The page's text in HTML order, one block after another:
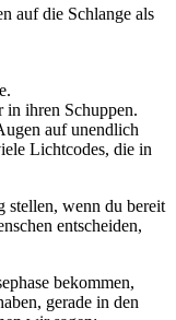
auf die Schlange als
in ihren Schuppen.
auf unendlich
Lichtcodes, die in
stellen, wenn du bereit
entscheiden,
bekommen,
gerade in den